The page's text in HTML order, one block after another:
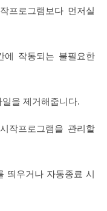
프로그램보다 먼저실
에 작동되는 불필요한
을 제거해줍니다.
작프로그램을 관리할
띄우거나 자동종료 시